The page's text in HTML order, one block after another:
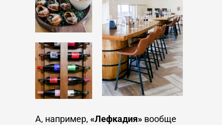
А, например,«Лефкадия» вообще